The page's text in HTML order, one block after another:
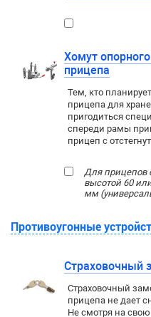
Хомут
прицепа
Тем, кто
прицепа для
пригодиться
спереди рамы
прицеп с
Для прицепов
высотой 60
мм
Противоугонные
Страховочный
Страховочный
прицепа не дает
Не смотря на